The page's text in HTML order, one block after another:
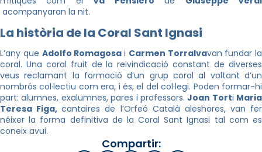
acompanyaran la nit.
La història de la Coral Sant Ignasi
L’any que Adolfo Romagosa i Carmen Torralvavan fundar la
coral. Una coral fruit de la reivindicació constant de diverses
veus reclamant la formació d’un grup coral al voltant d’un
nombrós col·lectiu com era, i és, el del col·legi. Poden formar-hi
part: alumnes, exalumnes, pares i professors.Joan Torti Maria
Teresa Figa,cantaires de l’Orfeó Català aleshores, van fer
néixer la forma definitiva de la Coral Sant Ignasi tal com es
coneix avui.
Compartir: